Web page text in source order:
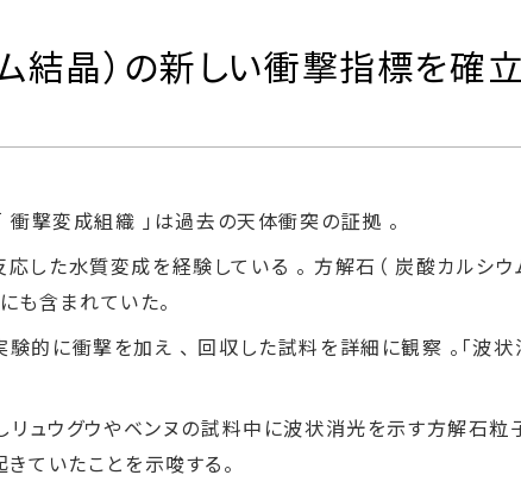
結晶）の新しい衝撃指標を確
撃変成組織 」は過去の天体衝突の証拠 。
た水質変成を経験している 。 方解石（ 炭酸カルシウ
も含まれていた。
的に衝撃を加え 、 回収した試料を詳細に観察 。「波状
ュウグウやベンヌの試料中に波状消光を示す方解石粒
ていたことを示唆する。